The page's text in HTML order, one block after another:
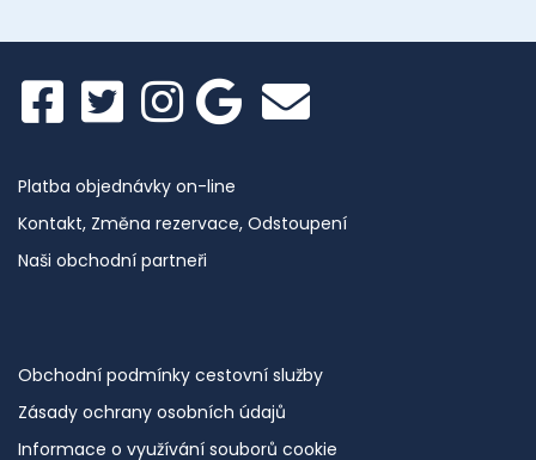
Platba objednávky on-line
Kontakt, Změna rezervace, Odstoupení
Naši obchodní partneři
Obchodní podmínky cestovní služby
Zásady ochrany osobních údajů
Informace o využívání souborů cookie